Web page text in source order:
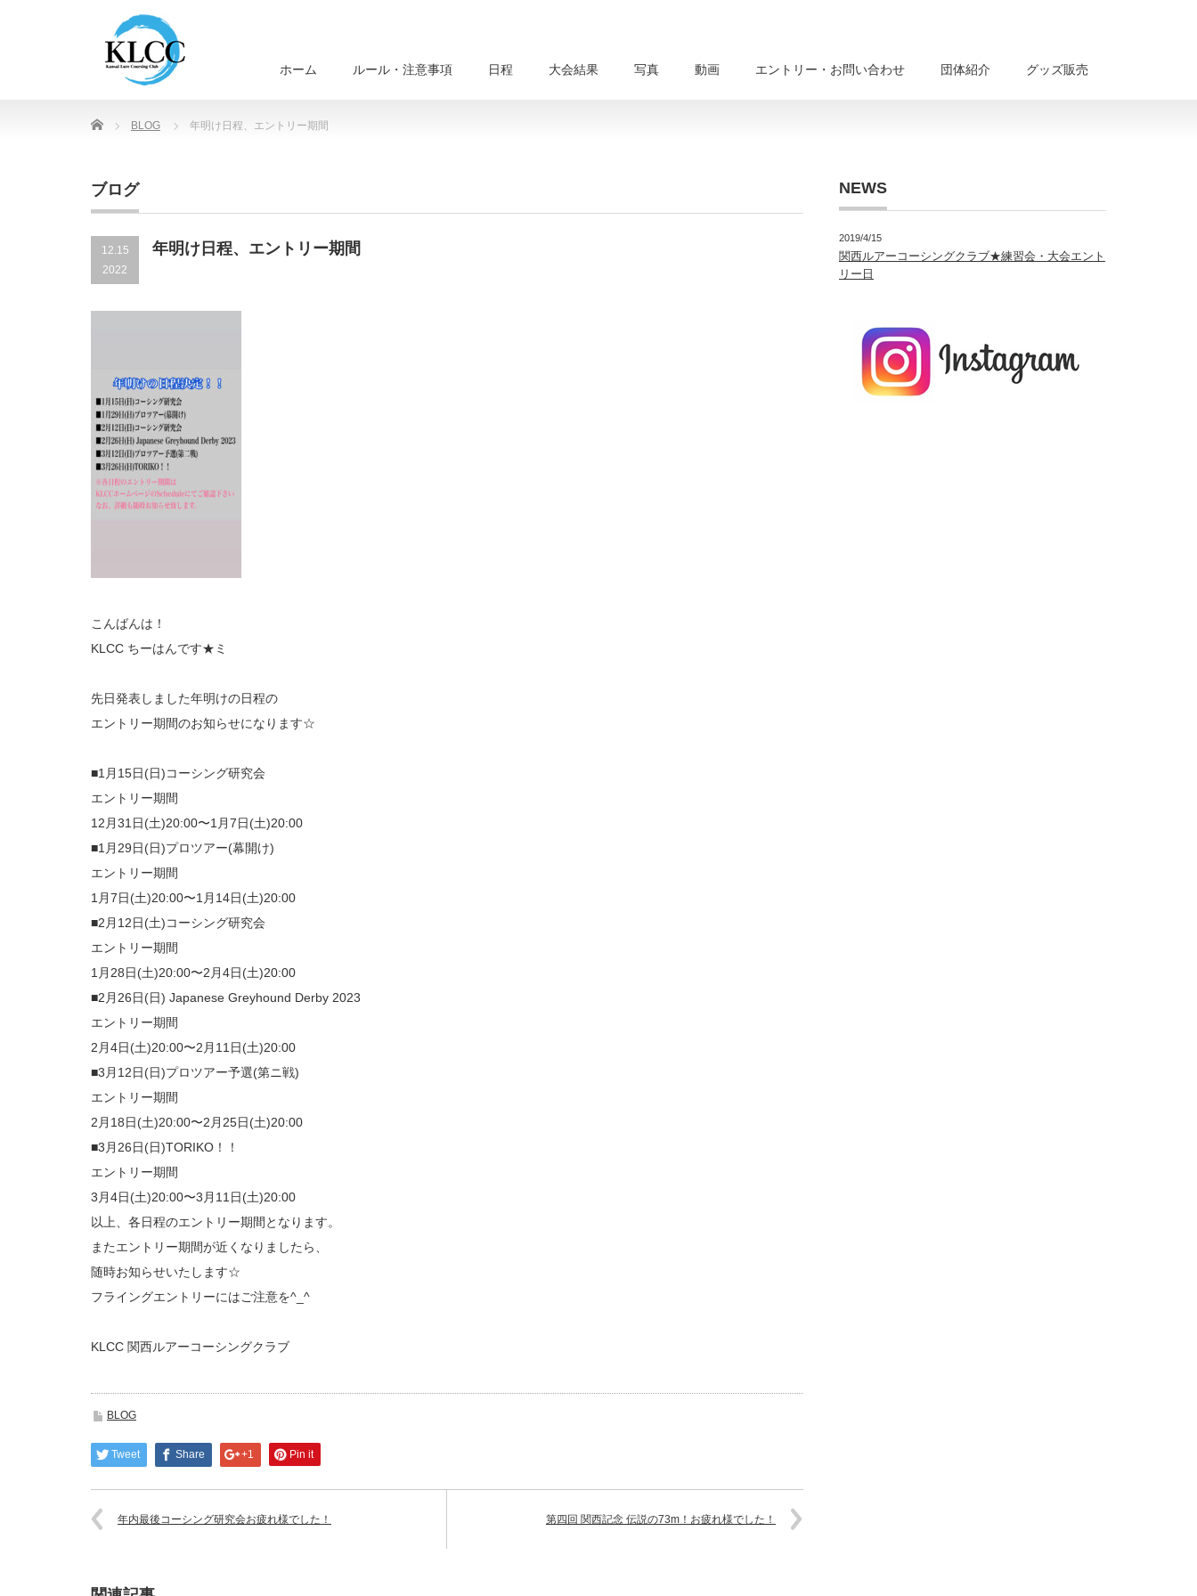
ホーム ルール・注意事項 日程 大会結果 写真 動画 エントリー・お問い合わせ 団体紹介 グッズ販売
Home BLOG 年明け日程、エントリー期間
ブログ
12.15
2022
年明け日程、エントリー期間
こんばんは！
KLCC ちーはんです★ミ
先日発表しました年明けの日程の
エントリー期間のお知らせになります☆
■1月15日(日)コーシング研究会
エントリー期間
12月31日(土)20:00〜1月7日(土)20:00
■1月29日(日)プロツアー(幕開け)
エントリー期間
1月7日(土)20:00〜1月14日(土)20:00
■2月12日(土)コーシング研究会
エントリー期間
1月28日(土)20:00〜2月4日(土)20:00
■2月26日(日) Japanese Greyhound Derby 2023
エントリー期間
2月4日(土)20:00〜2月11日(土)20:00
■3月12日(日)プロツアー予選(第ニ戦)
エントリー期間
2月18日(土)20:00〜2月25日(土)20:00
■3月26日(日)TORIKO！！
エントリー期間
3月4日(土)20:00〜3月11日(土)20:00
以上、各日程のエントリー期間となります。
またエントリー期間が近くなりましたら、
随時お知らせいたします☆
フライングエントリーにはご注意を^_^
KLCC 関西ルアーコーシングクラブ
BLOG
Tweet Share +1 Pin it
年内最後コーシング研究会お疲れ様でした！ 第四回 関西記念 伝説の73m！お疲れ様でした！
NEWS
2019/4/15
関西ルアーコーシングクラブ★練習会・大会エント
リー日